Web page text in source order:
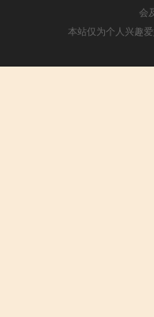
会
本站仅为个人兴趣